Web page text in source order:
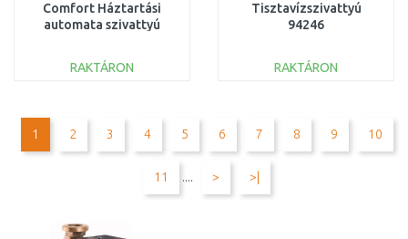
Comfort Háztartási
automata szivattyú
20
RAKTÁRON
Összehasonlítás
Tisztavízszivattyú
94246
RAKTÁRON
Összehasonlítás
1 2 3 4 5 6 7 8 9 10
11 .... > >|